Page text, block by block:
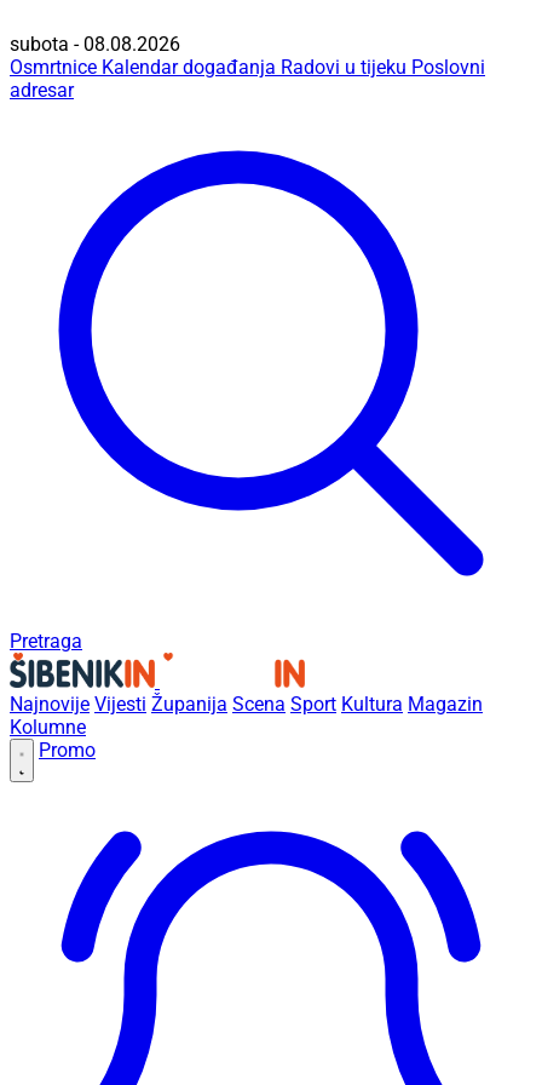
subota - 08.08.2026
Osmrtnice Kalendar događanja Radovi u tijeku Poslovni
adresar
Pretraga
Najnovije Vijesti Županija Scena Sport Kultura Magazin
Kolumne
Promo